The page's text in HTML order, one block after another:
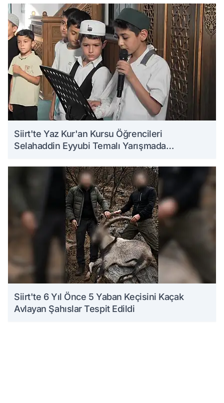
Siirt'te Yaz Kur'an Kursu Öğrencileri
Selahaddin Eyyubi Temalı Yarışmada
Siirt'te 6 Yıl Önce 5 Yaban Keçisini Kaçak
Avlayan Şahıslar Tespit Edildi